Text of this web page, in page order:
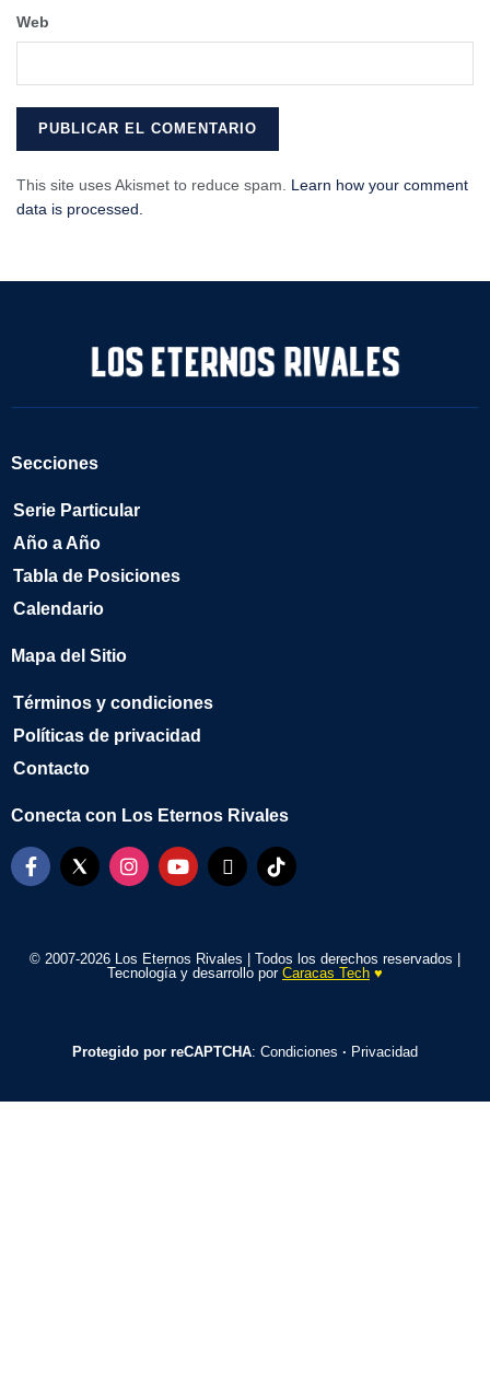
Web
This site uses Akismet to reduce spam. Learn how your comment
data is processed.
Secciones
Serie Particular
Año a Año
Tabla de Posiciones
Calendario
Mapa del Sitio
Términos y condiciones
Políticas de privacidad
Contacto
Conecta con Los Eternos Rivales
© 2007-2026 Los Eternos Rivales | Todos los derechos reservados |
Tecnología y desarrollo por Caracas Tech ♥️
Protegido por reCAPTCHA: Condiciones · Privacidad